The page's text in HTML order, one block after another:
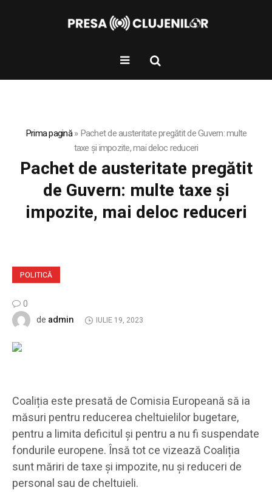
Prima pagină»Pachet de austeritate pregătit de Guvern: multe
taxe și impozite, mai deloc reduceri
Pachet de austeritate pregătit
de Guvern: multe taxe și
impozite, mai deloc reduceri
POLITICĂ
0
de admin IULIE 19, 2023
Coaliția este presată de Comisia Europeană să ia
măsuri pentru reducerea cheltuielilor bugetare,
pentru a limita deficitul și pentru a nu fi suspendate
fondurile europene. Însă tot ce vizează Coaliția
sunt măriri de taxe și impozite, nu și reduceri de
personal sau de cheltuieli.